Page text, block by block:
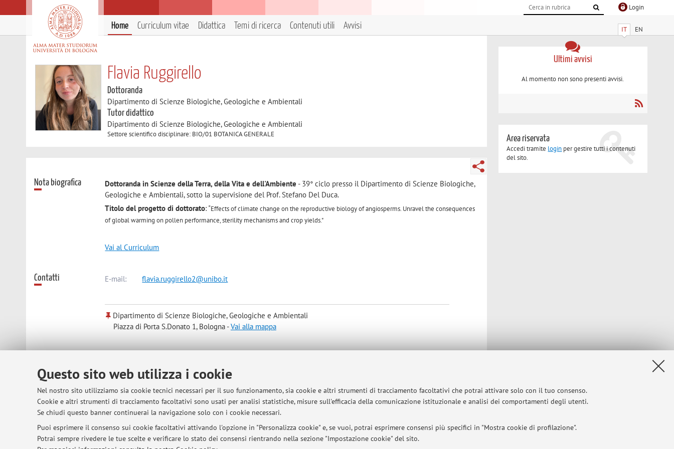
Questo sito web utilizza i cookie
Nel nostro sito utilizziamo sia cookie tecnici necessari per il suo funzionamento, sia cookie e altri strumenti di tracciamento facoltativi che potrai attivare solo con il tuo consenso.
Cookie e altri strumenti di tracciamento facoltativi sono usati per analisi statistiche, misure sull'efficacia della comunicazione istituzionale e analisi dei comportamenti degli utenti.
Se chiudi questo banner continuerai la navigazione solo con i cookie necessari.
Puoi esprimere il consenso sui cookie facoltativi attivando l'opzione in "Personalizza cookie" e, se vuoi, potrai esprimere consensi più specifici in "Mostra cookie di profilazione".
Potrai sempre rivedere le tue scelte e verificare lo stato dei consensi rientrando nella sezione "Impostazione cookie" del sito.
Login
IT EN
Home Curriculum vitae Didattica Temi di ricerca Contenuti utili Avvisi
Flavia Ruggirello
Dottoranda
Dipartimento di Scienze Biologiche, Geologiche e Ambientali
Tutor didattico
Dipartimento di Scienze Biologiche, Geologiche e Ambientali
Settore scientifico disciplinare: BIO/01 BOTANICA GENERALE
Nota biografica Dottoranda in Scienze della Terra, della Vita e dell'Ambiente - 39° ciclo presso il Dipartimento di Scienze Biologiche,
Geologiche e Ambientali, sotto la supervisione del Prof. Stefano Del Duca.
Titolo del progetto di dottorato: "Effects of climate change on the reproductive biology of angiosperms. Unravel the consequences
of globalwarming on pollen performance,sterility mechanisms and crop yields."
Vai al Curriculum
Contatti E-mail: flavia.ruggirello2@unibo.it
Dipartimento di Scienze Biologiche, Geologiche e Ambientali
Piazza di Porta S.Donato 1, Bologna -Vai alla mappa
Ultimi avvisi
Al momento non sono presenti avvisi.
Area riservata
Accedi tramite login per gestire tutti i contenuti
del sito.
© 2026 - ALMA MATER STUDIORUM - Università di Bologna - Via Zamboni, 33 - 40126 Bologna - Partita IVA: 01131710376